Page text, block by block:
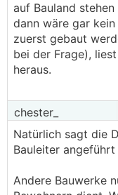
auf Bauland
dann wäre gar
zuerst gebaut
bei der Frage),
heraus.
chester_
Natürlich sagt die
Bauleiter angeführt
Andere Bauwerke